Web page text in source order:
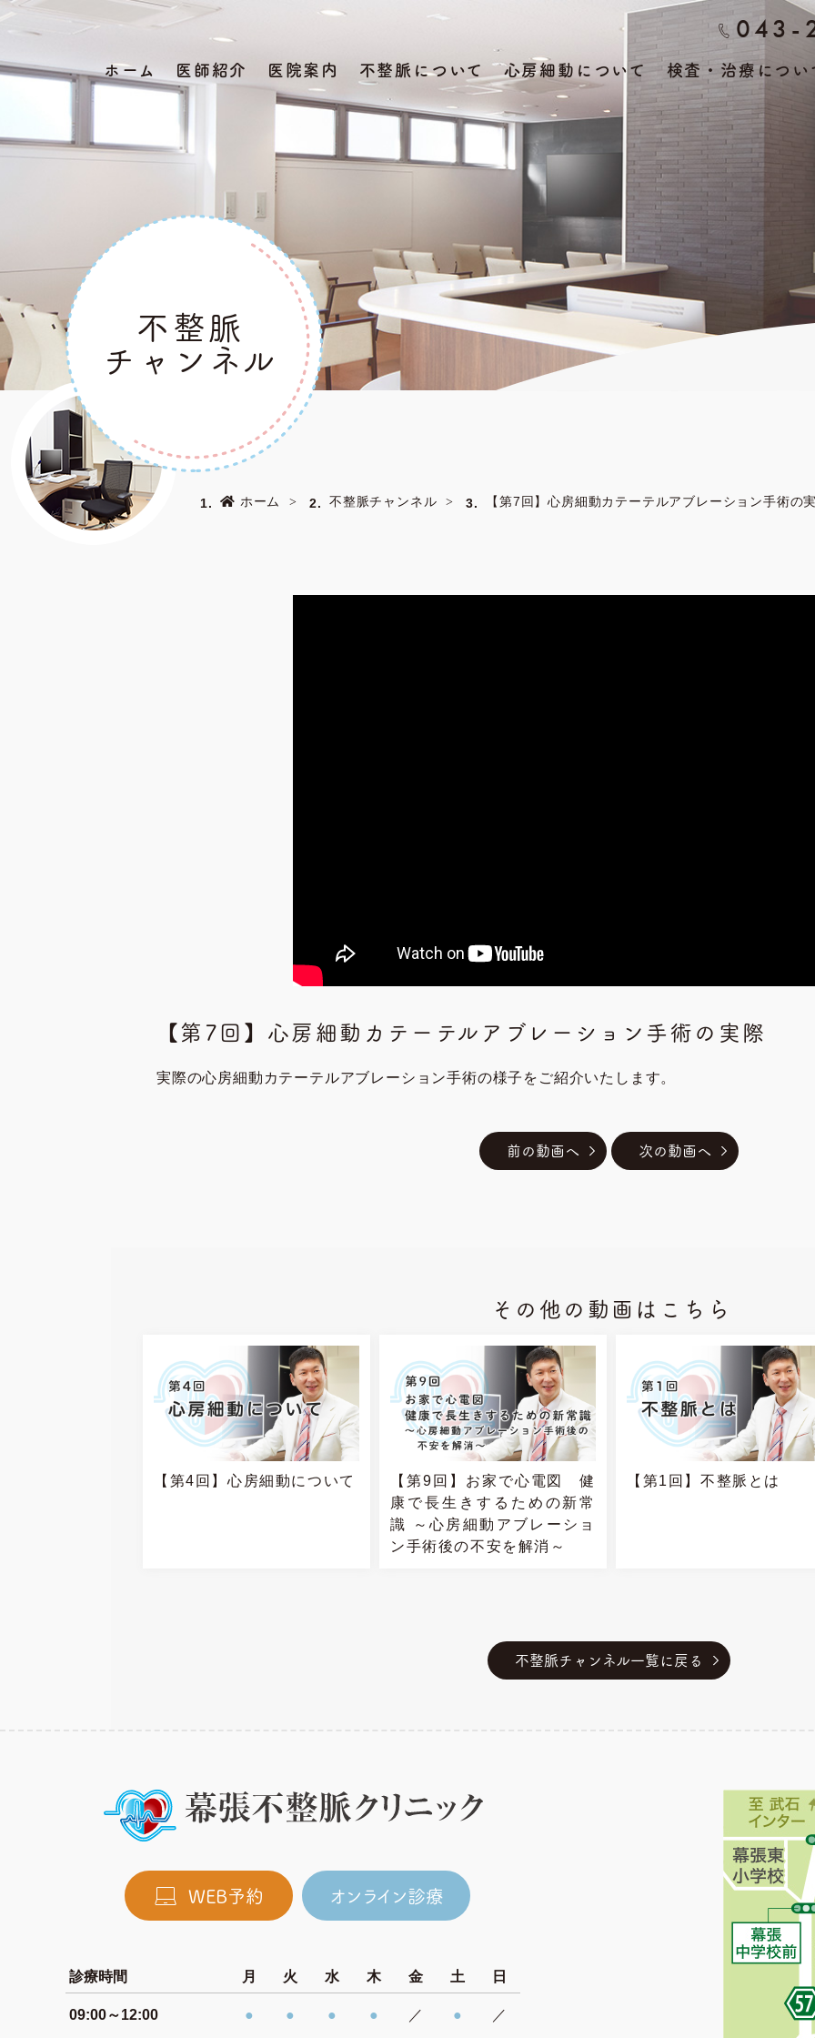
ホーム 医師紹介 医院案内 不整脈について 心房細動について 検査・治療につい
043-
不整脈
チャンネル
ホーム 不整脈チャンネル 【第7回】心房細動カテーテルアブレーション手術の
【第7回】心房細動カテーテルアブレーション手術の実際
実際の心房細動カテーテルアブレーション手術の様子をご紹介いたします。
前の動画へ 次の動画へ
その他の動画はこちら
【第4回】心房細動について
【第9回】お家で心電図 健
康で長生きするための新常
識 ～心房細動アブレーショ
ン手術後の不安を解消～
【第1回】不整脈とは
不整脈チャンネル一覧に戻る
WEB予約 オンライン診療
診療時間 月 火 水 木 金 土 日
09:00～12:00 ● ● ● ● ／ ● ／